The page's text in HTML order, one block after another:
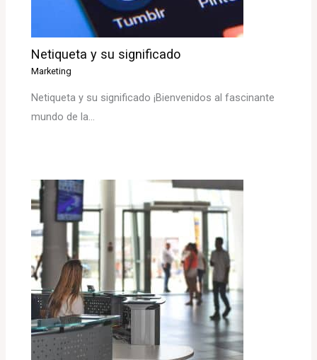
Netiqueta y su significado
Marketing
Netiqueta y su significado ¡Bienvenidos al fascinante
mundo de la…